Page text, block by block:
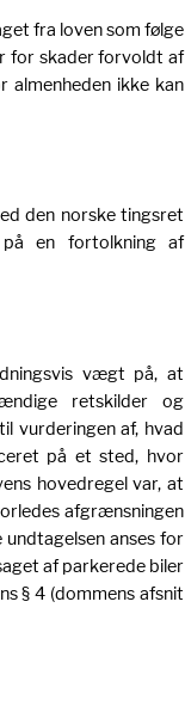
fra loven som følge
for skader forvoldt af
almenheden ikke kan
den norske tingsret
en fortolkning af
vægt på, at
retskilder og
vurderingen af, hvad
på et sted, hvor
hovedregel var, at
afgrænsningen
anses for
af parkerede biler
§ 4 (dommens afsnit